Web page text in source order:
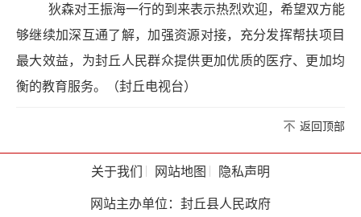
狄森对王振海一行的到来表示热烈欢迎，希望双方能
够继续加深互通了解，加强资源对接，充分发挥帮扶项目
最大效益，为封丘人民群众提供更加优质的医疗、更加均
衡的教育服务。（封丘电视台）
返回顶部
关于我们 网站地图
隐私声明
网站主办单位：封丘县人民政府